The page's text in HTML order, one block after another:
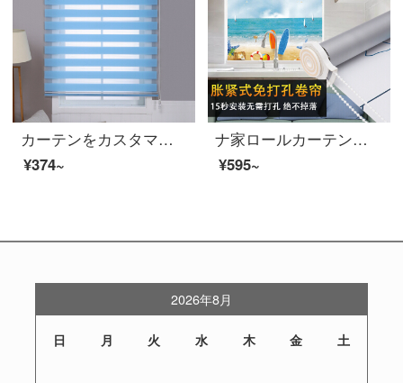
カーテンをカスタマイズして昇降します。フル遮光紗カーテンオフィスの寝室のベランダ、トイレの台所の窓。防水防油式のフリーホールにブラインドを設置します。
¥374~
ナ家ロールカーテンオフィスのトイレの遮光ホール昇降フリーシャッター式ブラインドは、夏の涼しい全遮光式です。
¥595~
2026年8月
日 月 火 水 木 金 土